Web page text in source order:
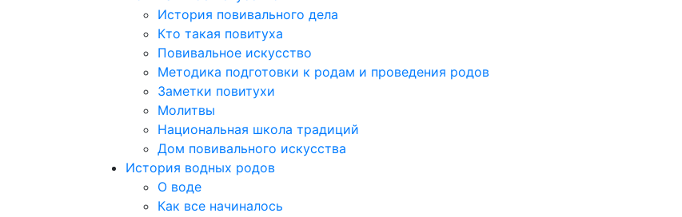
История повивального дела
Кто такая повитуха
Повивальное искусство
Методика подготовки к родам и проведения родов
Заметки повитухи
Молитвы
Национальная школа традиций
Дом повивального искусства
История водных родов
О воде
Как все начиналось